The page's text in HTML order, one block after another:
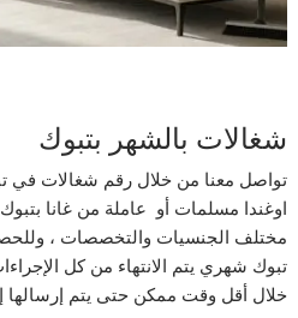
شغالات بالشهر بتبوك
تواصل معنا من خلال رقم شغالات في
اوغندا مسلمات أو عاملة من غانا
مختلف الجنسيات والتخصصات ،
تبوك شهري يتم الانتهاء من كل
خلال أقل وقت ممكن حتى يتم إرسالها